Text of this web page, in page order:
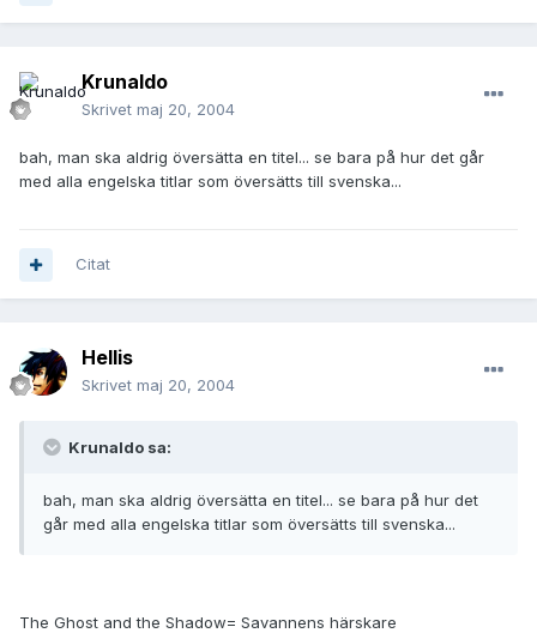
Krunaldo
Skrivet maj 20, 2004
bah, man ska aldrig översätta en titel... se bara på hur det går
med alla engelska titlar som översätts till svenska...
Citat
Hellis
Skrivet maj 20, 2004
Krunaldo sa:
bah, man ska aldrig översätta en titel... se bara på hur det
går med alla engelska titlar som översätts till svenska...
The Ghost and the Shadow= Savannens härskare